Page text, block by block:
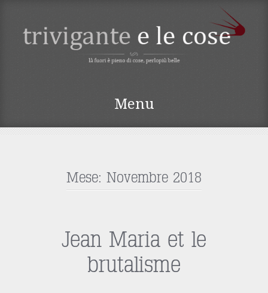
TRIVIGANTE E LE
Menu
Mese: Novembre 2018
Jean Maria et le
brutalisme